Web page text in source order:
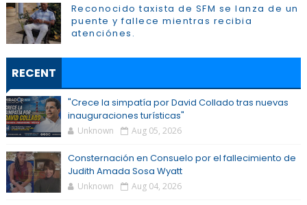
Reconocido taxista de SFM se lanza de un
puente y fallece mientras recibia
atenciónes.
RECENT
"Crece la simpatía por David Collado tras nuevas
inauguraciones turísticas"
Unknown Aug 05, 2026
Consternación en Consuelo por el fallecimiento de
Judith Amada Sosa Wyatt
Unknown Aug 04, 2026